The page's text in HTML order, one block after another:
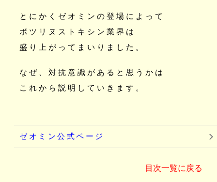
とにかくゼオミンの登場によって
ボツリヌストキシン業界は
盛り上がってまいりました。
なぜ、対抗意識があると思うかは
これから説明していきます。
ゼオミン公式ページ
目次一覧に戻る